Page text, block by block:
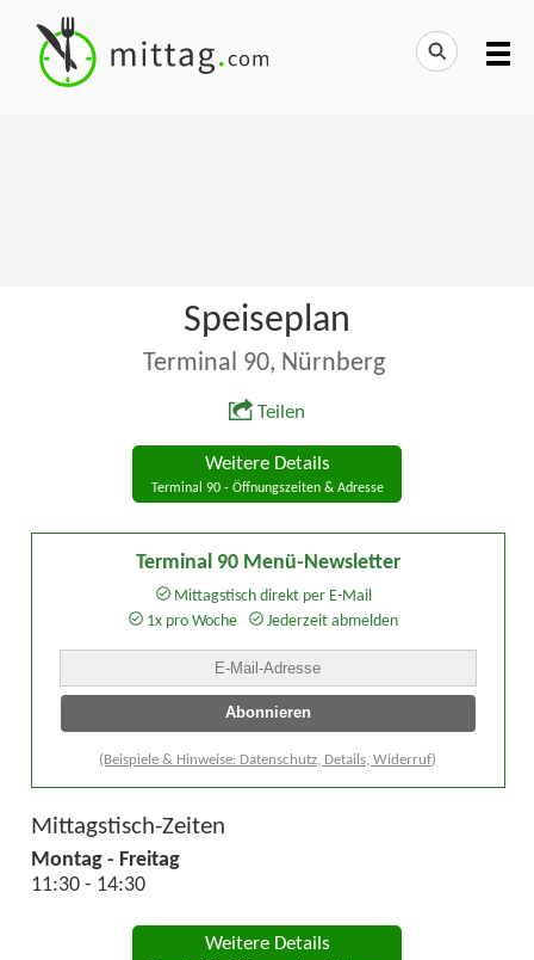
Speiseplan
Terminal 90, Nürnberg
Teilen
Weitere Details
Terminal 90 - Öffnungszeiten & Adresse
Terminal 90 Menü-Newsletter
Mittagstisch direkt per E-Mail
1x pro Woche
Jederzeit abmelden
(Beispiele & Hinweise: Datenschutz, Details, Widerruf)
Mittagstisch-Zeiten
Montag - Freitag
11:30 - 14:30
Weitere Details